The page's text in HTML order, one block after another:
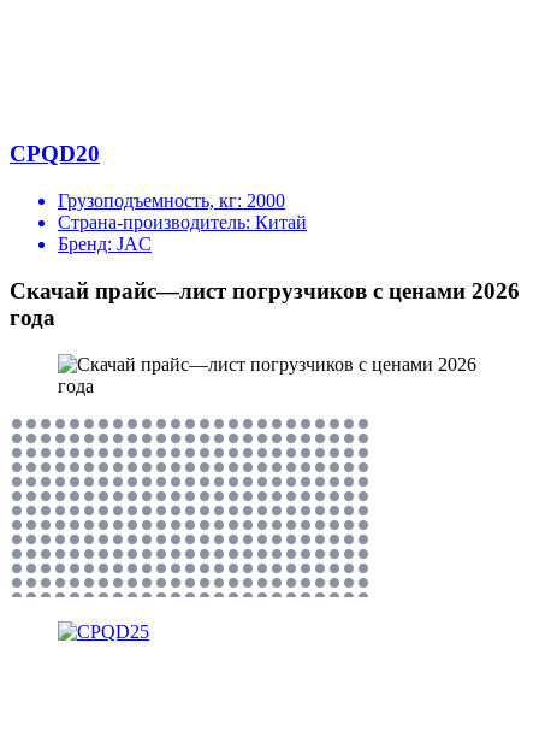
CPQD20
Грузоподъемность, кг: 2000
Страна-производитель: Китай
Бренд: JAC
Скачай прайс—лист погрузчиков с ценами 2026
года